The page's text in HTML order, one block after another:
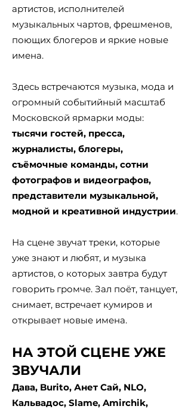
артистов, исполнителей
музыкальных чартов, фрешменов,
поющих блогеров и яркие новые
имена.
Здесь встречаются музыка, мода и
огромный событийный масштаб
Московской ярмарки моды:
тысячи гостей, пресса,
журналисты, блогеры,
съёмочные команды, сотни
фотографов и видеографов,
представители музыкальной,
модной и креативной индустрии.
На сцене звучат треки, которые
уже знают и любят, и музыка
артистов, о которых завтра будут
говорить громче. Зал поёт, танцует,
снимает, встречает кумиров и
открывает новые имена.
НА ЭТОЙ СЦЕНЕ УЖЕ
ЗВУЧАЛИ
Дава, Burito, Анет Сай, NLO,
Кальвадос, Slame, Amirchik,